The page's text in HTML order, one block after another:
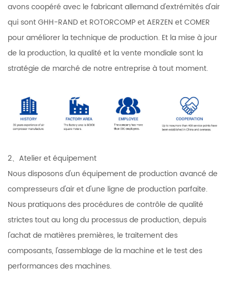
avons coopéré avec le fabricant allemand d'extrémités d'air
qui sont GHH-RAND et ROTORCOMP et AERZEN et COMER
pour améliorer la technique de production. Et la mise à jour
de la production, la qualité et la vente mondiale sont la
stratégie de marché de notre entreprise à tout moment.
2、Atelier et équipement
Nous disposons d'un équipement de production avancé de
compresseurs d'air et d'une ligne de production parfaite.
Nous pratiquons des procédures de contrôle de qualité
strictes tout au long du processus de production, depuis
l'achat de matières premières, le traitement des
composants, l'assemblage de la machine et le test des
performances des machines.